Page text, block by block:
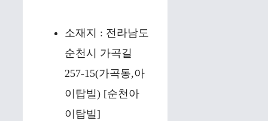
소재지 : 전라남도
순천시 가곡길
257-15(가곡동,아
이탑빌) [순천아
이탑빌]